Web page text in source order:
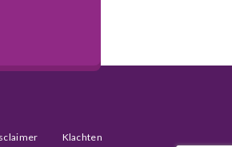
Klachten